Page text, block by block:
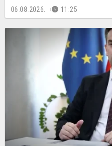
06.08.2026. 11:25